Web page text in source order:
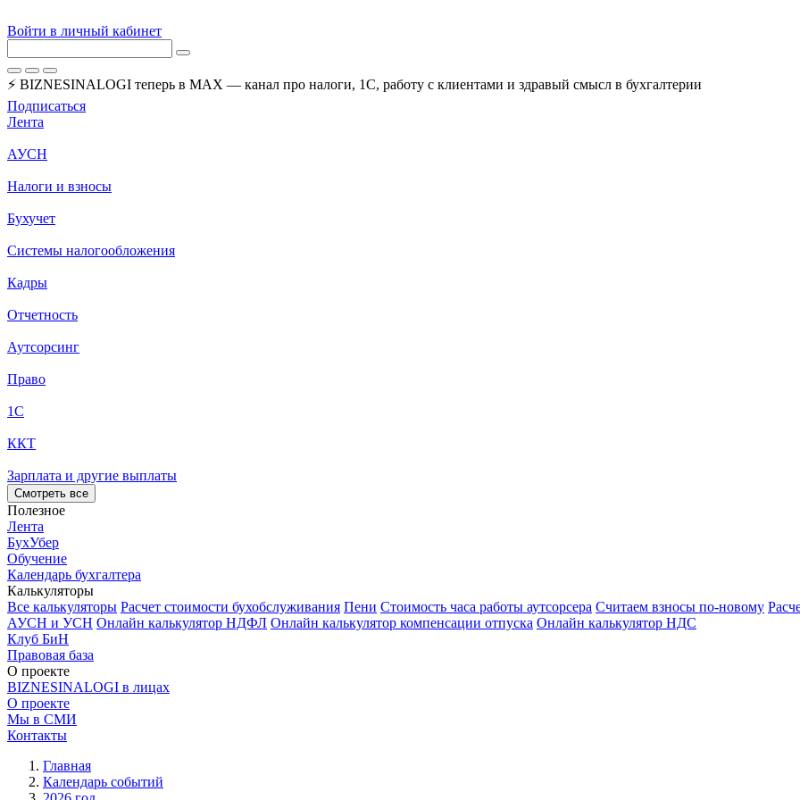
Войти в личный кабинет
⚡ BIZNESINALOGI теперь в MAX — канал про налоги, 1С, работу с клиентами и здравый смысл в бухгалтерии
Подписаться
Лента
АУСН
Налоги и взносы
Бухучет
Системы налогообложения
Кадры
Отчетность
Аутсорсинг
Право
1С
ККТ
Зарплата и другие выплаты
Смотреть все
Полезное
Лента
БухУбер
Обучение
Календарь бухгалтера
Калькуляторы
Все калькуляторы Расчет стоимости бухобслуживания Пени Стоимость часа работы аутсорсера Считаем взносы по-новому
АУСН и УСН Онлайн калькулятор НДФЛ Онлайн калькулятор компенсации отпуска Онлайн калькулятор НДС
Клуб БиН
Правовая база
О проекте
BIZNESINALOGI в лицах
О проекте
Мы в СМИ
Контакты
Главная
Календарь событий